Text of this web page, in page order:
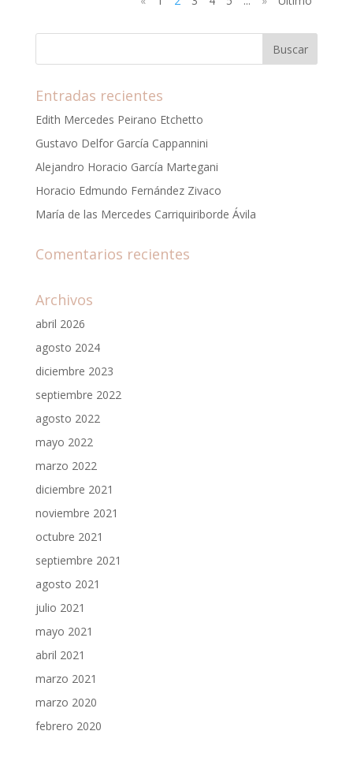
Entradas recientes
Edith Mercedes Peirano Etchetto
Gustavo Delfor García Cappannini
Alejandro Horacio García Martegani
Horacio Edmundo Fernández Zivaco
María de las Mercedes Carriquiriborde Ávila
Comentarios recientes
Archivos
abril 2026
agosto 2024
diciembre 2023
septiembre 2022
agosto 2022
mayo 2022
marzo 2022
diciembre 2021
noviembre 2021
octubre 2021
septiembre 2021
agosto 2021
julio 2021
mayo 2021
abril 2021
marzo 2021
marzo 2020
febrero 2020